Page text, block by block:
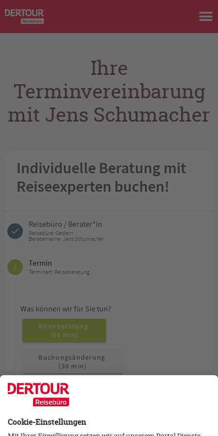
Ihre
Terminvereinbarung
mit Jens Schumacher
Individuelle Beratung mit
Reiseexperten buchen!
Reisebüro / Berater*in
Reisebüro: Gedern
Beratername: Jens Schumacher
1 Termin
Terminart: Reiseberatung
Was können wir für Sie tun?
Reiseberatung
(60 min)
Buchungsänderung
(30 min)
Allgemeine Fragen
(15 min)
Wie möchten Sie beraten werden?